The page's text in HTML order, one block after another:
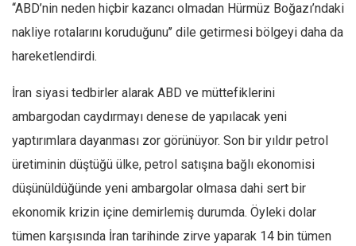
‘‘ABD’nin neden hiçbir kazancı olmadan Hürmüz Boğazı’ndaki
nakliye rotalarını koruduğunu’’ dile getirmesi bölgeyi daha da
hareketlendirdi.
İran siyasi tedbirler alarak ABD ve müttefiklerini
ambargodan caydırmayı denese de yapılacak yeni
yaptırımlara dayanması zor görünüyor. Son bir yıldır petrol
üretiminin düştüğü ülke, petrol satışına bağlı ekonomisi
düşünüldüğünde yeni ambargolar olmasa dahi sert bir
ekonomik krizin içine demirlemiş durumda. Öyleki dolar
tümen karşısında İran tarihinde zirve yaparak 14 bin tümen